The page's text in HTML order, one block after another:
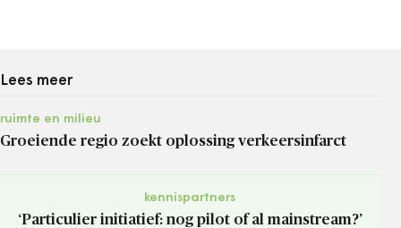
Lees meer
ruimte en milieu
Groeiende regio zoekt oplossing verkeersinfarct
kennispartners
‘Particulier initiatief: nog pilot of al mainstream?’